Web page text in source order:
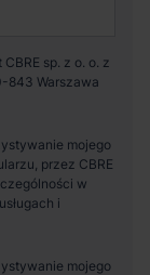
sp. z o. o. z
843 Warszawa
mojego
przez CBRE
w
i
mojego